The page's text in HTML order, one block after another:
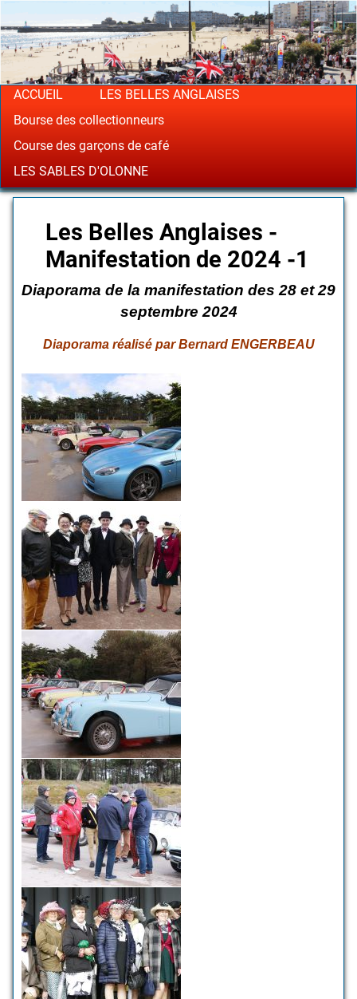
ACCUEIL
LES BELLES ANGLAISES
Bourse des collectionneurs
Course des garçons de café
LES SABLES D'OLONNE
Les Belles Anglaises -
Manifestation de 2024 -1
Diaporama de la manifestation des 28 et 29
septembre 2024
Diaporama réalisé par Bernard ENGERBEAU